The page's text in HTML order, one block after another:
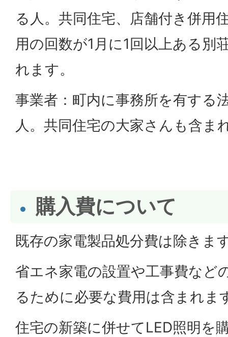
る人。共同住宅、店舗付き併用
用の回数が1月に1回以上ある別
れます。
事業者：町内に事務所を有する
人。共同住宅の大家さんも含ま
購入費について
既存の家電製品処分費は除きま
省エネ家電の設置や工事費など
るために必要な費用は含まれま
住宅の新築に併せてLED照明を